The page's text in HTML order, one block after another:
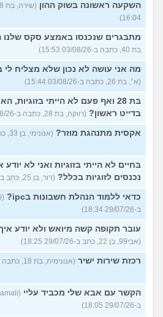
השקעה ראשונה בשוק ההון
16:04)
מתבגרים שנכנסו באמצע סקס שלנו
בת 40, כתבה ב-03/08/26 15:53)
מה אני עושה לא נכון שלא מצליח לי
(א׳, בת 26, כתבה ב-03/08/26 15:44)
בת 28 ואף פעם לא הייתי
בדייט ראשון? (רווקה, בת 28, כתבה ב-03/08/26 15:23)
אקסית מתנהגת מוזר? (אנונימי, בן 33, כתב ב-03/08/26 15:14)
בחיים לא הייתי בזוגיות ואני לא יודע
נכנסים לזוגיות בכלל? (דור, בן 25, כתב ב-29/07/26 18:43)
כדאי ללמוד הנהלת חשבונות בipc?
ב-29/07/26 18:34)
עובר תקופה קשה מיואש ולא יודע
(אבי99, בן 22, כתב ב-29/07/26 18:25)
רכזת שירות ישיר (אנונימית, בת 18, כתבה ב-29/07/26 18:16)
הקשר עם אבא שלי מכביד עליי
ב-29/07/26 18:05)